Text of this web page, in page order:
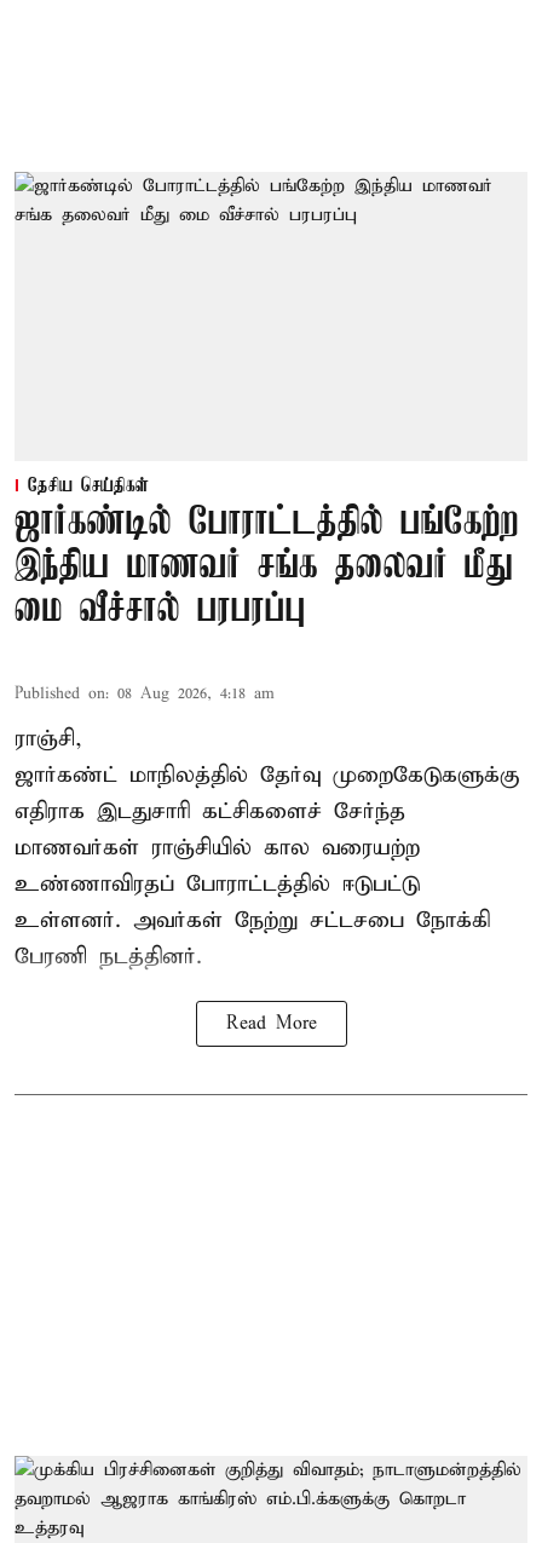
தேசிய செய்திகள்
ஜார்கண்டில் போராட்டத்தில் பங்கேற்ற
இந்திய மாணவர் சங்க தலைவர் மீது
மை வீச்சால் பரபரப்பு
Published on: 08 Aug 2026, 4:18 am
ராஞ்சி,
ஜார்கண்ட் மாநிலத்தில் தேர்வு முறைகேடுகளுக்கு
எதிராக இடதுசாரி கட்சிகளைச் சேர்ந்த
மாணவர்கள் ராஞ்சியில் கால வரையற்ற
உண்ணாவிரதப் போராட்டத்தில் ஈடுபட்டு
உள்ளனர். அவர்கள் நேற்று சட்டசபை நோக்கி
பேரணி நடத்தினர்.
Read More